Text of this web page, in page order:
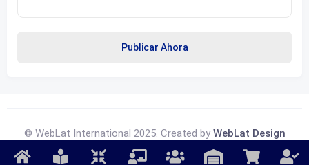
Publicar Ahora
© WebLat International 2025. Created by WebLat Design